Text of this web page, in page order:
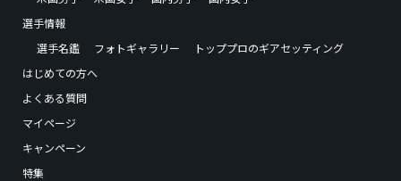
選手情報
選手名鑑
フォトギャラリー
トッププロのギアセッティング
はじめての方へ
よくある質問
マイページ
キャンペーン
特集